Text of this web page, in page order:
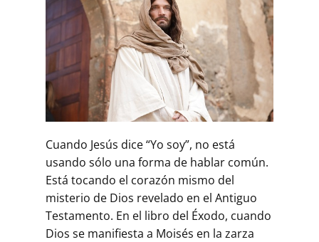
Cuando Jesús dice “Yo soy”, no está
usando sólo una forma de hablar común.
Está tocando el corazón mismo del
misterio de Dios revelado en el Antiguo
Testamento. En el libro del Éxodo, cuando
Dios se manifiesta a Moisés en la zarza